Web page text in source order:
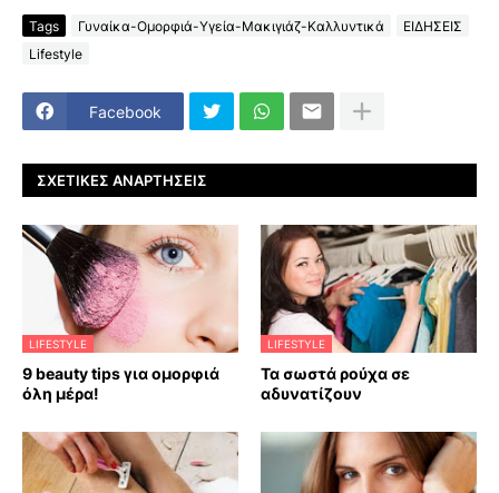
Tags Γυναίκα-Ομορφιά-Υγεία-Μακιγιάζ-Καλλυντικά
ΕΙΔΗΣΕΙΣ
Lifestyle
Facebook
ΣΧΕΤΙΚΈΣ ΑΝΑΡΤΉΣΕΙΣ
LIFESTYLE
9 beauty tips για ομορφιά
όλη μέρα!
LIFESTYLE
Τα σωστά ρούχα σε
αδυνατίζουν